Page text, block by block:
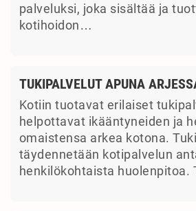
palveluksi, joka sisältää ja
kotihoidon…
TUKIPALVELUT APUNA
Kotiin tuotavat erilaiset
helpottavat ikääntyneiden ja
omaistensa arkea kotona.
täydennetään kotipalvelun
henkilökohtaista